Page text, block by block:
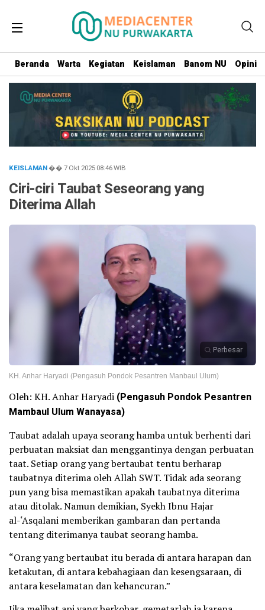
Beranda Warta Kegiatan Keislaman Banom NU Opini
KEISLAMAN�� 7 Okt 202508:46WIB
Ciri-ciri Taubat Seseorang yang
Diterima Allah
Perbesar
KH. Anhar Haryadi (Pengasuh Pondok Pesantren Manbaul Ulum)
Oleh: KH. Anhar Haryadi (Pengasuh Pondok Pesantren
Mambaul Ulum Wanayasa)
Taubat adalah upaya seorang hamba untuk berhenti dari
perbuatan maksiat dan menggantinya dengan perbuatan
taat. Setiap orang yang bertaubat tentu berharap
taubatnya diterima oleh Allah SWT. Tidak ada seorang
pun yang bisa memastikan apakah taubatnya diterima
atau ditolak. Namun demikian, Syekh Ibnu Hajar
al-‘Asqalani memberikan gambaran dan pertanda
tentang diterimanya taubat seorang hamba.
“Orang yang bertaubat itu berada di antara harapan dan
ketakutan, di antara kebahagiaan dan kesengsaraan, di
antara keselamatan dan kehancuran.”